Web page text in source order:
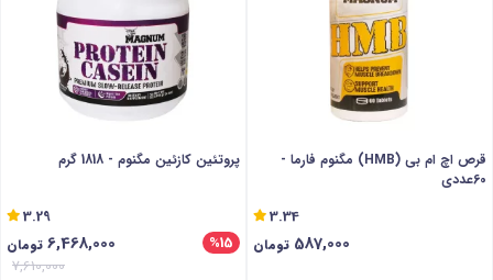
قرص اچ ام بی (HMB) مگنوم فارما -
60عددی
3.34
587,000 تومان
پروتئین کازئین مگنوم - 1818 گرم
3.29
%15
6,468,000 تومان
7,610,000